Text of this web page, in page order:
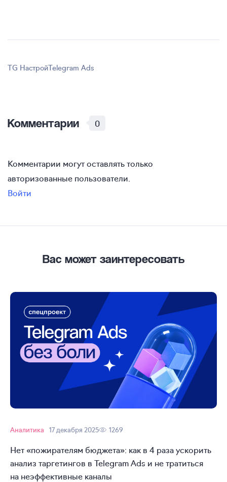
TG НастройTelegram Ads
Комментарии 0
Комментарии могут оставлять только
авторизованные пользователи.
Войти
Вас может заинтересовать
Аналитика 17 декабря 2025 1269
Нет «пожирателям бюджета»: как в 4 раза ускорить
анализ таргетингов в Telegram Ads и не тратиться
на неэффективные каналы